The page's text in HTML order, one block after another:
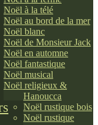
Noël à la télé
Noël au bord de la mer
Noël blanc
Noël de Monsieur Jack
Noël en automne
Noël fantastique
Noël musical
Noël religieux &
Hanoucca
Noël rustique bois
Noël rustique